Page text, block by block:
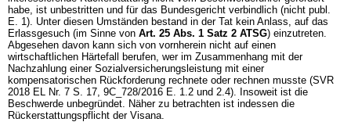
habe, ist unbestritten und für das Bundesgericht verbindlich (nicht publ.
E. 1). Unter diesen Umständen bestand in der Tat kein Anlass, auf das
Erlassgesuch (im Sinne von Art. 25 Abs. 1 Satz 2 ATSG) einzutreten.
Abgesehen davon kann sich von vornherein nicht auf einen
wirtschaftlichen Härtefall berufen, wer im Zusammenhang mit der
Nachzahlung einer Sozialversicherungsleistung mit einer
kompensatorischen Rückforderung rechnete oder rechnen musste (SVR
2018 EL Nr. 7 S. 17, 9C_728/2016 E. 1.2 und 2.4). Insoweit ist die
Beschwerde unbegründet. Näher zu betrachten ist indessen die
Rückerstattungspflicht der Visana.